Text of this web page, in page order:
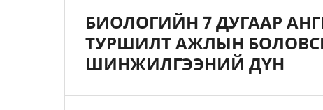
БИОЛОГИЙН 7 ДУГААР
ТУРШИЛТ АЖЛЫН
ШИНЖИЛГЭЭНИЙ ДҮН